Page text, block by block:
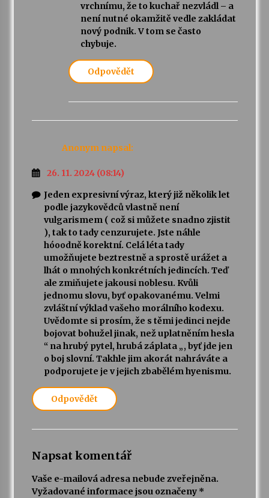
vrchnímu, že to kuchař nezvládl – a
není nutné okamžitě vedle zakládat
nový podnik. V tom se často
chybuje.
Odpovědět
Anonym napsal:
26. 11. 2024 (08:14)
Jeden expresivní výraz, který již několik let
podle jazykovědců vlastně není
vulgarismem ( což si můžete snadno zjistit
), tak to tady cenzurujete. Jste náhle
hóoodně korektní. Celá léta tady
umožňujete beztrestně a sprostě urážet a
lhát o mnohých konkrétních jedincích. Teď
ale zmiňujete jakousi noblesu. Kvůli
jednomu slovu, byť opakovanému. Velmi
zvláštní výklad vašeho morálního kodexu.
Uvědomte si prosím, že s těmi jedinci nejde
bojovat bohužel jinak, než uplatněním hesla
“ na hrubý pytel, hrubá záplata „, byť jde jen
o boj slovní. Takhle jim akorát nahráváte a
podporujete je v jejich zbabělém hyenismu.
Odpovědět
Napsat komentář
Vaše e-mailová adresa nebude zveřejněna.
Vyžadované informace jsou označeny *